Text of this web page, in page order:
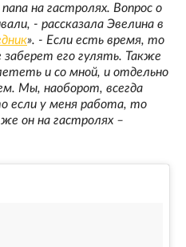
на гастролях. Вопрос о
- рассказала Эвелина в
». - Если есть время, то
его гулять. Также
и со мной, и отдельно
Мы, наоборот, всегда
если у меня работа, то
он на гастролях –